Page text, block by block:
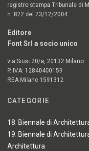
registro stampa Tribunale di
n. 822 del 23/12/2004
Editore
Font Srl a socio unico
via Siusi 20/a, 20132 Milano
P. IVA: 12840400159
REA Milano 1591312
CATEGORIE
18. Biennale di
19. Biennale di
Architettura